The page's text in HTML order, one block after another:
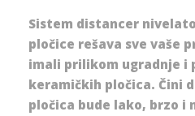
Sistem distancer
pločice rešava sve vaše
imali prilikom ugradnje i
keramičkih pločica. Čini
pločica bude lako, brzo i